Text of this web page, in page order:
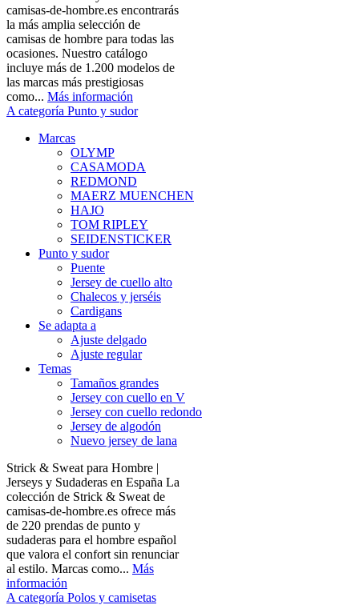
camisas-de-hombre.es encontrarás
la más amplia selección de
camisas de hombre para todas las
ocasiones. Nuestro catálogo
incluye más de 1.200 modelos de
las marcas más prestigiosas
como... Más información
A categoría Punto y sudor
Marcas
OLYMP
CASAMODA
REDMOND
MAERZ MUENCHEN
HAJO
TOM RIPLEY
SEIDENSTICKER
Punto y sudor
Puente
Jersey de cuello alto
Chalecos y jerséis
Cardigans
Se adapta a
Ajuste delgado
Ajuste regular
Temas
Tamaños grandes
Jersey con cuello en V
Jersey con cuello redondo
Jersey de algodón
Nuevo jersey de lana
Strick & Sweat para Hombre |
Jerseys y Sudaderas en España La
colección de Strick & Sweat de
camisas-de-hombre.es ofrece más
de 220 prendas de punto y
sudaderas para el hombre español
que valora el confort sin renunciar
al estilo. Marcas como... Más
información
A categoría Polos y camisetas